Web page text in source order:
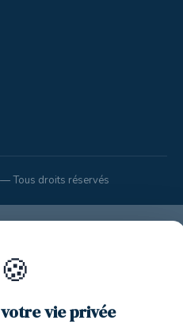
Tous droits réservés
🍪
vie privée